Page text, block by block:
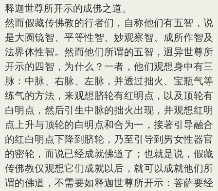
释迦世尊所开示的成佛之道。
然而假藏传佛教的行者们，自称他们有五智，说
是大圆镜智、平等性智、妙观察智、成所作智及
法界体性智。然而他们所谓的五智，迥异世尊所
开示的四智，为什么？一者，他们观想身中有三
脉：中脉、右脉、左脉，并透过拙火、宝瓶气等
练气的方法，来观想脐轮有红明点，以及顶轮有
白明点，然后引生中脉的拙火出现，并观想红明
点上升与顶轮的白明点和合为一，接著引导融合
的红白明点下降到脐轮，乃至引导到男女性器官
的密轮，而说已经成就佛道了；也就是说，假藏
传佛教仅观想它们成就以后，就可以成就他们所
谓的佛道，不需要如释迦世尊所开示：菩萨要经